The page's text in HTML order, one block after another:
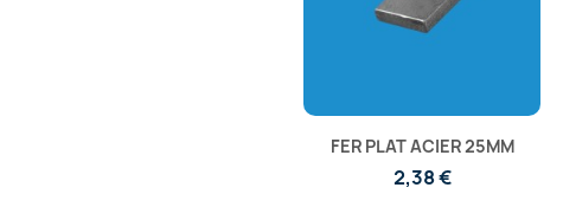
FER PLAT ACIER 25MM
2,38 €